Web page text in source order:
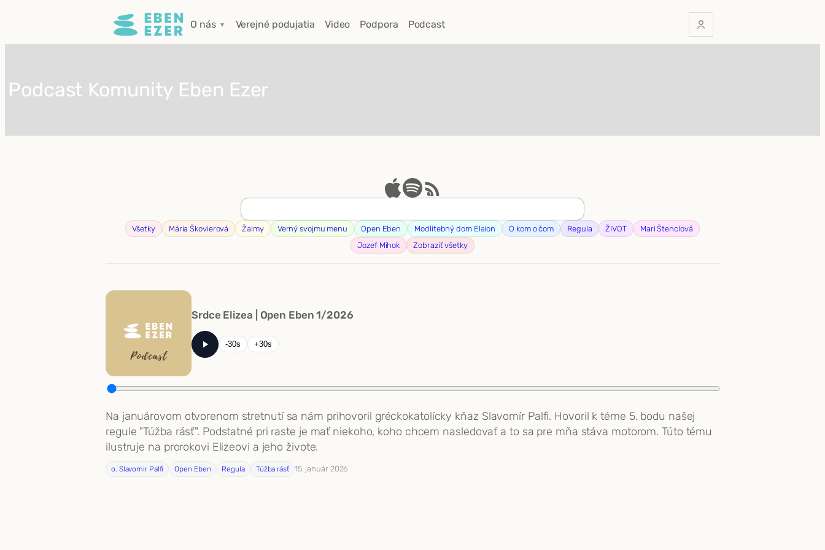
O nás Verejné podujatia Video Podpora Podcast
Podcast Komunity Eben Ezer
Všetky Mária Škovierová Žalmy Verný svojmu menu Open Eben Modlitebný dom Elaion O kom o čom Regula ŽIVOT
Mari Štenclová
Jozef Mihok
Zobraziť všetky
Srdce Elizea | Open Eben 1/2026
-30s +30s
Na januárovom otvorenom stretnutí sa nám prihovoril gréckokatolícky kňaz Slavomír Palfi. Hovoril k téme 5. bodu našej
regule "Túžba rásť". Podstatné pri raste je mať niekoho, koho chcem nasledovať a to sa pre mňa stáva motorom. Túto tému
ilustruje na prorokovi Elizeovi a jeho živote.
o. Slavomir Palfi Open Eben Regula Túžba rásť 15. január 2026